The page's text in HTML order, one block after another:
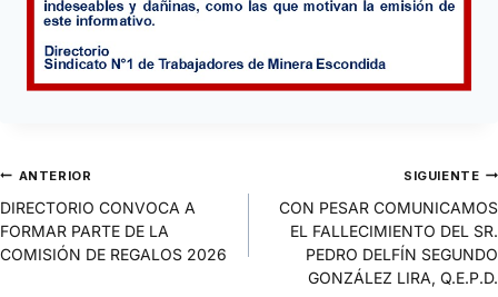
ANTERIOR
DIRECTORIO CONVOCA A
FORMAR PARTE DE LA
COMISIÓN DE REGALOS 2026
SIGUIENTE
CON PESAR COMUNICAMOS
EL FALLECIMIENTO DEL SR.
PEDRO DELFÍN SEGUNDO
GONZÁLEZ LIRA, Q.E.P.D.